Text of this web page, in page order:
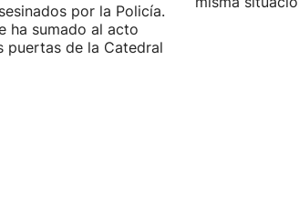
por la Policía.
ha sumado al acto
puertas de la Catedral